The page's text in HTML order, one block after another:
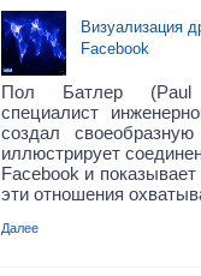
Визуализация
Facebook
Пол Батлер (Paul
специалист
создал
иллюстрирует
Facebook и
эти отношения
Далее